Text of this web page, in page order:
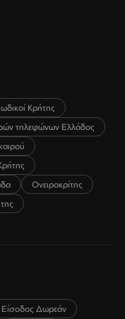
Κρήτης
τηλεφώνων Ελλάδος
Ονειροκρίτης
Είσοδος Δωρεάν